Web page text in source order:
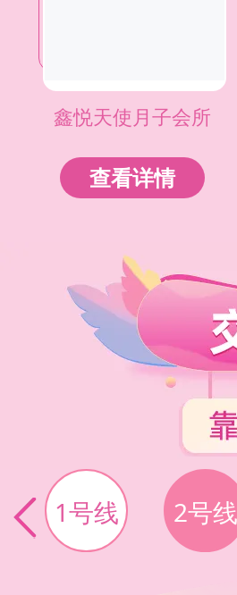
鑫悦天使月子会所
查看详情
1号线 2号线